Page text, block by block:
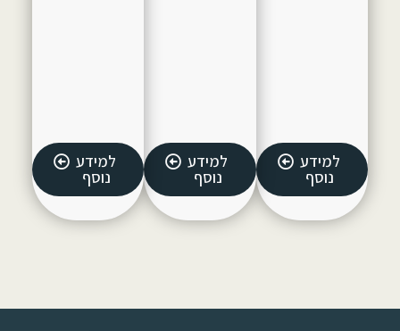
למידע
נוסף
למידע
נוסף
למידע
נוסף